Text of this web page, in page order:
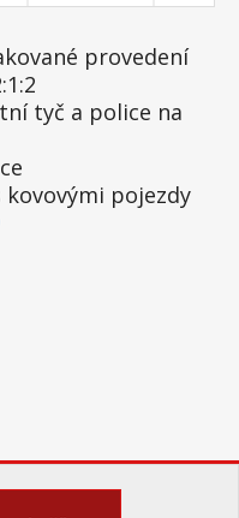
provedení
tyč a police na
kovovými pojezdy